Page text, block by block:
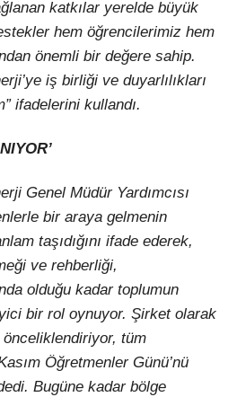
katkılar yerelde büyük
hem öğrencilerimiz hem
önemli bir değere sahip.
iş birliği ve duyarlılıkları
ifadelerini kullandı.
Genel Müdür Yardımcısı
bir araya gelmenin
taşıdığını ifade ederek,
ve rehberliği,
olduğu kadar toplumun
bir rol oynuyor. Şirket olarak
tüm
Öğretmenler Günü’nü
Bugüne kadar bölge